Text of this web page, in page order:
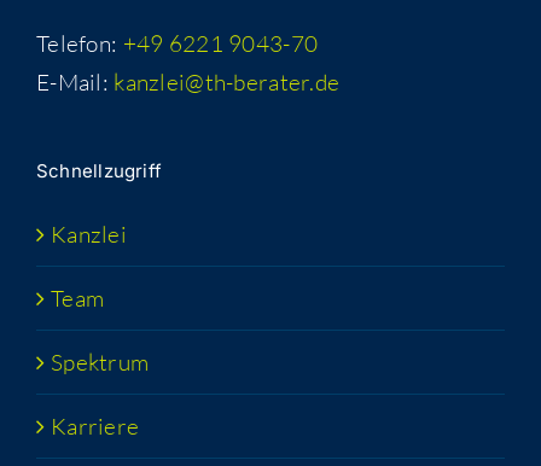
Telefon: +49 6221 9043-70
E-Mail: kanzlei@th-berater.de
Schnell­zu­griff
Kanz­lei
Team
Spek­trum
Kar­rie­re